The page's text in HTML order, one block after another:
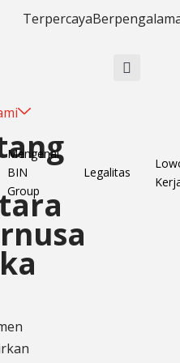
Terpercaya
Mengenai
BIN
Group
Legalitas